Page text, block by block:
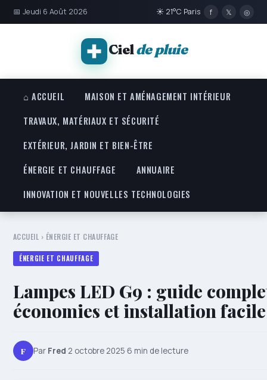
📅 Jeudi 6 Août 2026 ☀ 21°C Paris f 𝕏 ◎
Cielde pluie
⌂ ACCUEIL
MAISON ET AMÉNAGEMENT INTÉRIEUR
TRAVAUX, MATÉRIAUX ET SÉCURITÉ
EXTÉRIEUR, JARDIN ET BIEN-ÊTRE
ÉNERGIE ET CHAUFFAGE
ANNUAIRE
INNOVATION ET NOUVELLES TECHNOLOGIES
ACCUEIL › ÉNERGIE ET CHAUFFAGE
ÉNERGIE ET CHAUFFAGE
Lampes LED G9 : guide
économies et installation facile
F Par Fred·2 octobre 2025·6 min de lecture